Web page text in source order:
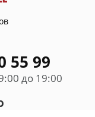
55 99
до 19:00